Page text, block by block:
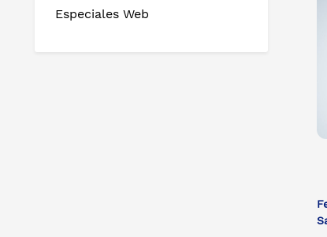
Especiales Web